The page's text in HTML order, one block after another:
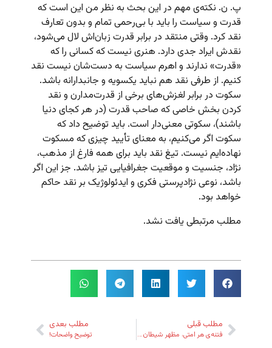
پ. ن. نکته‌ی مهم در این بحث به نظر من این است که
قدرت و سیاست را باید با بی‌رحمی تمام و بدون تعارف
نقد کرد. وقتی منتقد در برابر قدرت زبان‌اش لال می‌شود،
نقدش ایراد جدی دارد. هنری نیست که کسانی را که
«قدرت»‌ ندارند و اهرم سیاست به دست‌شان نیست نقد
کنیم. از طرفی نقد هم نباید یکسویه و جانبدارانه باشد.
سکوت در برابر لغزش‌های برخی از قدرت‌مدارن و نقد
کردن بخش خاصی که صاحب قدرت (در هر کجای دنیا
باشند)، سکوتی معنی‌دار است. باید توضیح داد که
سکوت اگر می‌کنیم، به معنای تأیید چیزی که مسکوت
نهاده‌ایم نیست. تیغ نقد باید برای همه فارغ از مذهب،
نژاد، جنسیت و موقعیت جغرافیایی تیز باشد. جز این اگر
باشد، نوعی نژاد‌پرستی فکری و ایدئولوژیک بر نقد حاکم
خواهد بود.
مطلب مرتبطی یافت نشد.
مطلب قبلی
فتنه‌ی هر امتی، مظهر شیطان تویی!
مطلب بعدی
توضیح واضحات!